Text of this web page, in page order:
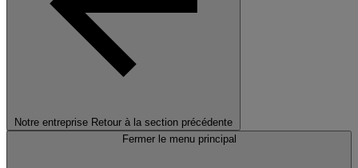
Notre entreprise Retour à la section précédente
Fermer le menu principal